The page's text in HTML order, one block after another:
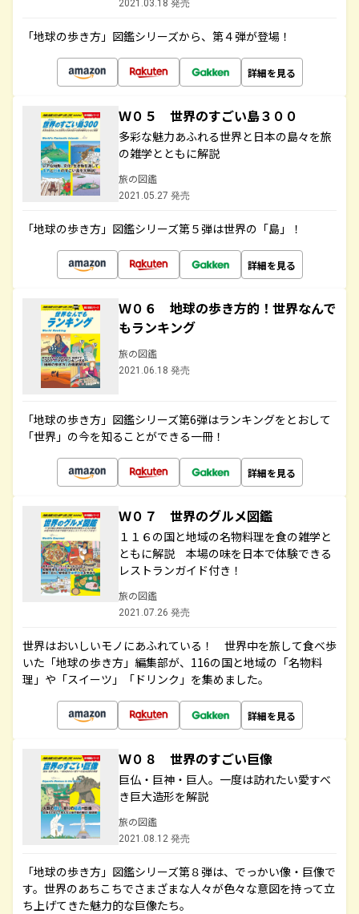
2021.03.18 発売
「地球の歩き方」図鑑シリーズから、第４弾が登場！
詳細を見る
Ｗ０５ 世界のすごい島３００
多彩な魅力あふれる世界と日本の島々を旅
の雑学とともに解説
旅の図鑑
2021.05.27 発売
「地球の歩き方」図鑑シリーズ第５弾は世界の「島」！
詳細を見る
Ｗ０６ 地球の歩き方的！世界なんで
もランキング
旅の図鑑
2021.06.18 発売
「地球の歩き方」図鑑シリーズ第6弾はランキングをとおして
「世界」の今を知ることができる一冊！
詳細を見る
Ｗ０７ 世界のグルメ図鑑
１１６の国と地域の名物料理を食の雑学と
ともに解説 本場の味を日本で体験できる
レストランガイド付き！
旅の図鑑
2021.07.26 発売
世界はおいしいモノにあふれている！ 世界中を旅して食べ歩
いた「地球の歩き方」編集部が、116の国と地域の「名物料
理」や「スイーツ」「ドリンク」を集めました。
詳細を見る
Ｗ０８ 世界のすごい巨像
巨仏・巨神・巨人。一度は訪れたい愛すべ
き巨大造形を解説
旅の図鑑
2021.08.12 発売
「地球の歩き方」図鑑シリーズ第８弾は、でっかい像・巨像で
す。世界のあちこちでさまざまな人々が色々な意図を持って立
ち上げてきた魅力的な巨像たち。